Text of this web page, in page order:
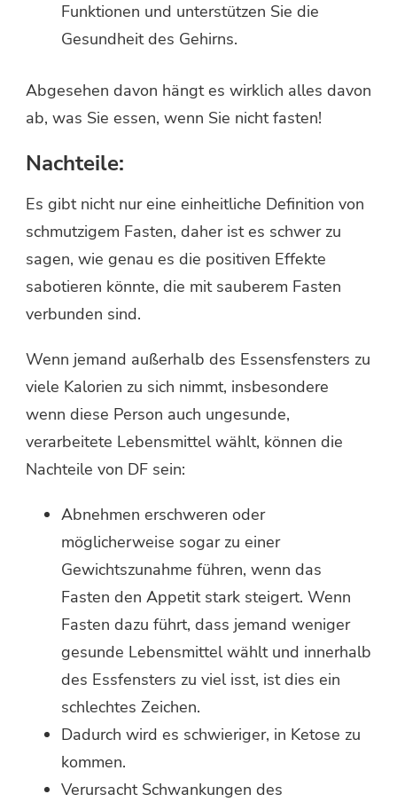
Funktionen und unterstützen Sie die
Gesundheit des Gehirns.
Abgesehen davon hängt es wirklich alles davon
ab, was Sie essen, wenn Sie nicht fasten!
Nachteile:
Es gibt nicht nur eine einheitliche Definition von
schmutzigem Fasten, daher ist es schwer zu
sagen, wie genau es die positiven Effekte
sabotieren könnte, die mit sauberem Fasten
verbunden sind.
Wenn jemand außerhalb des Essensfensters zu
viele Kalorien zu sich nimmt, insbesondere
wenn diese Person auch ungesunde,
verarbeitete Lebensmittel wählt, können die
Nachteile von DF sein:
Abnehmen erschweren oder
möglicherweise sogar zu einer
Gewichtszunahme führen, wenn das
Fasten den Appetit stark steigert. Wenn
Fasten dazu führt, dass jemand weniger
gesunde Lebensmittel wählt und innerhalb
des Essfensters zu viel isst, ist dies ein
schlechtes Zeichen.
Dadurch wird es schwieriger, in Ketose zu
kommen.
Verursacht Schwankungen des